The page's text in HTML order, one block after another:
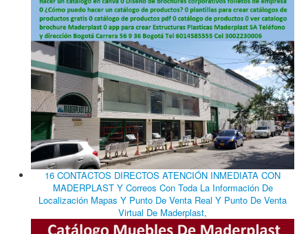
16 CONTACTOS DIRECTOS ATENCIÓN INMEDIATA CON
MADERPLAST Y Correos Con Toda La Información De
Localización Mapas Y Punto De Venta Real Y Punto De Venta
Virtual De Maderplast,